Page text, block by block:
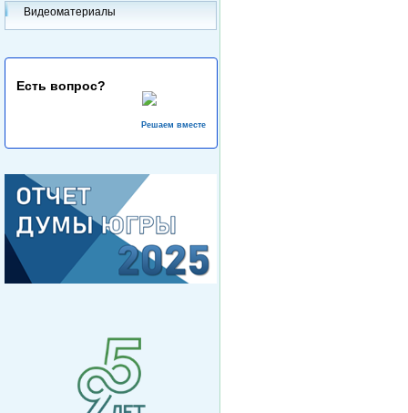
Видеоматериалы
Есть вопрос?
Решаем вместе